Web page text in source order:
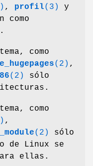
, profil(3)
y
como
como
(2) ,
(2)
sólo
como
,
(2)
sólo
de Linux se
ellas.